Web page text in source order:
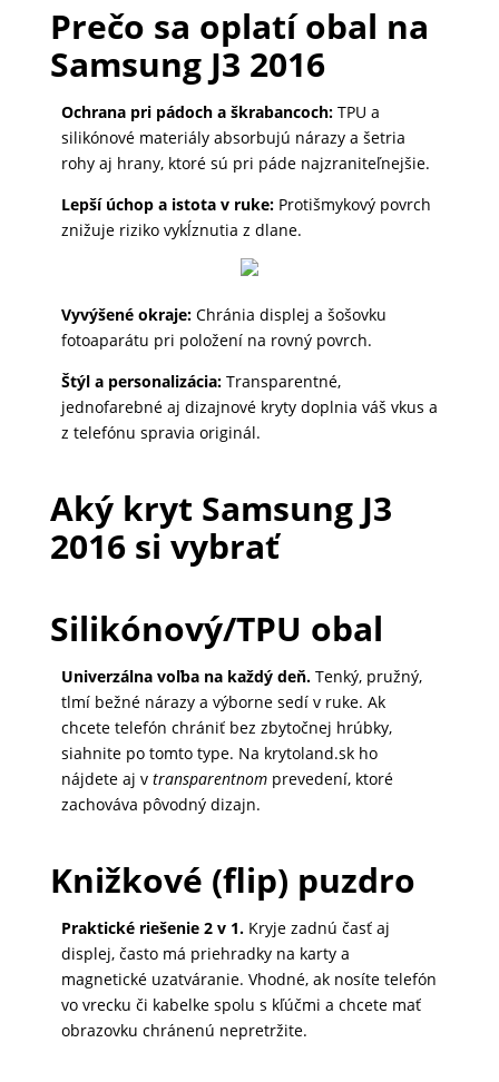
NOTEBOOK
POPSOCKETY
PRÍSLUŠENSTVO
ŽIVOTNÝ
Prečo sa oplatí obal na
Samsung J3 2016
Ochrana pri pádoch a škrabancoch:TPU a
silikónové materiály absorbujú nárazy a šetria
rohy aj hrany, ktoré sú pri páde najzraniteľnejšie.
Lepší úchop a istota v ruke:Protišmykový povrch
znižuje riziko vykĺznutia z dlane.
Vyvýšené okraje:Chránia displej a šošovku
fotoaparátu pri položení na rovný povrch.
Štýl a personalizácia:Transparentné,
jednofarebné aj dizajnové kryty doplnia váš vkus a
z telefónu spravia originál.
Aký kryt Samsung J3
2016 si vybrať
Silikónový/TPU obal
Univerzálna voľba na každý deň.Tenký, pružný,
tlmí bežné nárazy a výborne sedí v ruke. Ak
chcete telefón chrániť bez zbytočnej hrúbky,
siahnite po tomto type. Na krytoland.sk ho
nájdete aj v transparentnomprevedení, ktoré
zachováva pôvodný dizajn.
Knižkové (flip) puzdro
Praktické riešenie 2 v 1.Kryje zadnú časť aj
displej, často má priehradky na karty a
magnetické uzatváranie. Vhodné, ak nosíte telefón
vo vrecku či kabelke spolu s kľúčmi a chcete mať
obrazovku chránenú nepretržite.